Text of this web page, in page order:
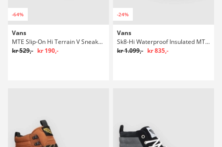
-64%
Vans
MTE Slip-On Hi Terrain V Sneakers
kr 529,- kr 190,-
-24%
Vans
Sk8-Hi Waterproof Insulated MTE Winter Sko
kr 1.099,- kr 835,-